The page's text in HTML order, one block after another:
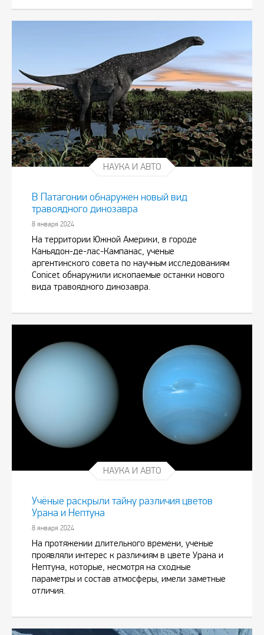
НАУКА И АВТО
В Патагонии обнаружен новый вид
травоядного динозавра
8 января 2024
На территории Южной Америки, в городе
Каньядон-де-лас-Кампанас, ученые
аргентинского совета по научным исследованиям
Conicet обнаружили ископаемые останки нового
вида травоядного динозавра.
НАУКА И АВТО
Учёные раскрыли тайну различия цветов
Урана и Нептуна
8 января 2024
На протяжении длительного времени, ученые
проявляли интерес к различиям в цвете Урана и
Нептуна, которые, несмотря на сходные
параметры и состав атмосферы, имели заметные
отличия.